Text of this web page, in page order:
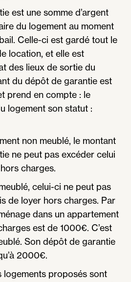
est une somme d’argent
du logement au moment
Celle-ci est gardé tout le
location, et elle est
des lieux de sortie du
du dépôt de garantie est
prend en compte : le
logement son statut :
non meublé, le montant
ne peut pas excéder celui
charges.
celui-ci ne peut pas
de loyer hors charges. Par
dans un appartement
est de 1000€. C’est
Son dépôt de garantie
2000€.
logements proposés sont